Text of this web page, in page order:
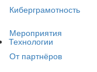
Киберграмотность
Мероприятия
От партнёров
Технологии